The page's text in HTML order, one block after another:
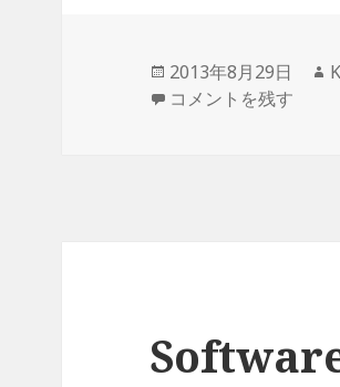
投
稿
2013年8月29日
Software Design
コメントを残す